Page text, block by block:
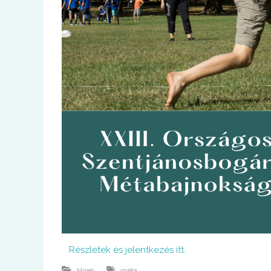
Részletek és jelentkezés itt.